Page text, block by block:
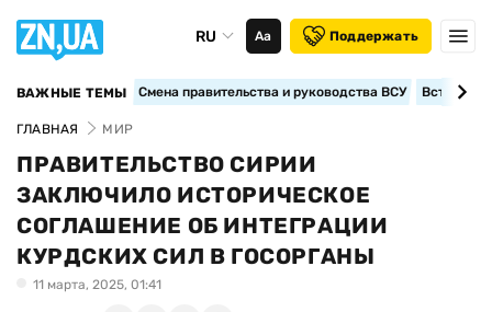
RU Аа Поддержать
ВАЖНЫЕ ТЕМЫ Смена правительства и руководства ВСУ
ГЛАВНАЯ МИР
ПРАВИТЕЛЬСТВО СИРИИ
ЗАКЛЮЧИЛО ИСТОРИЧЕСКОЕ
СОГЛАШЕНИЕ ОБ ИНТЕГРАЦИИ
КУРДСКИХ СИЛ В ГОСОРГАНЫ
11 марта, 2025, 01:41